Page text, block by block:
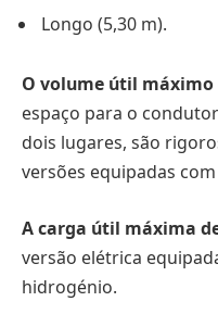
Longo (5,30 m).
O volume útil máximo
espaço para o
dois lugares, são
versões equipadas
A carga útil máxima
versão elétrica
hidrogénio.